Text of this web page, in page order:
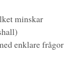
minskar
enklare frågor